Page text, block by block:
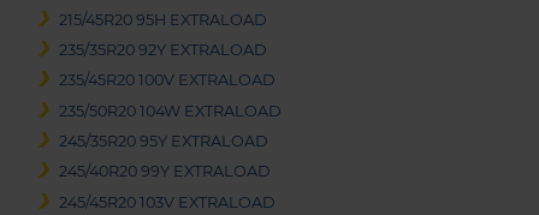
215/45R20 95H EXTRALOAD
235/35R20 92Y EXTRALOAD
235/45R20 100V EXTRALOAD
235/50R20 104W EXTRALOAD
245/35R20 95Y EXTRALOAD
245/40R20 99Y EXTRALOAD
245/45R20 103V EXTRALOAD